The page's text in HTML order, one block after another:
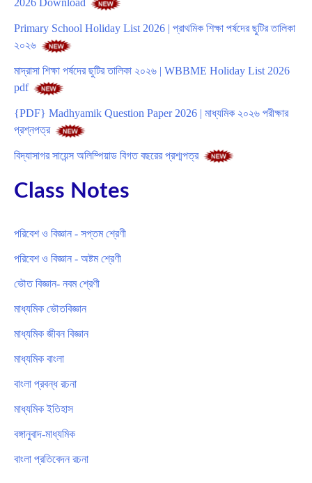
2026 Download
Primary School Holiday List 2026 | প্রাথমিক শিক্ষা পর্ষদের ছুটির তালিকা
২০২৬
মাদ্রাসা শিক্ষা পর্ষদের ছুটির তালিকা ২০২৬ | WBBME Holiday List 2026
pdf
{PDF} Madhyamik Question Paper 2026 | মাধ্যমিক ২০২৬ পরীক্ষার
প্রশ্নপত্র
বিদ্যাসাগর সায়েন্স অলিম্পিয়াড বিগত বছরের প্রশ্মপত্র
Class Notes
পরিবেশ ও বিজ্ঞান - সপ্তম শ্রেণী
পরিবেশ ও বিজ্ঞান - অষ্টম শ্রেণী
ভৌত বিজ্ঞান- নবম শ্রেণী
মাধ্যমিক ভৌতবিজ্ঞান
মাধ্যমিক জীবন বিজ্ঞান
মাধ্যমিক বাংলা
বাংলা প্রবন্ধ রচনা
মাধ্যমিক ইতিহাস
বঙ্গানুবাদ-মাধ্যমিক
বাংলা প্রতিবেদন রচনা